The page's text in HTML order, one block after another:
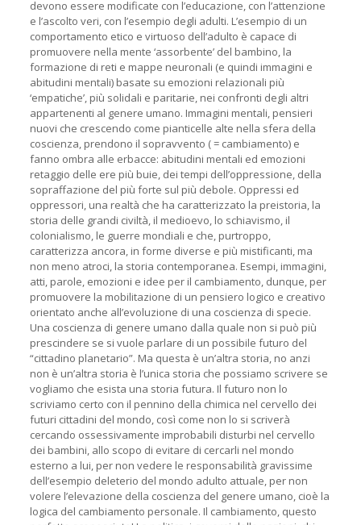
devono essere modificate con l’educazione, con l’attenzione
e l’ascolto veri, con l’esempio degli adulti. L’esempio di un
comportamento etico e virtuoso dell’adulto è capace di
promuovere nella mente ‘assorbente’ del bambino, la
formazione di reti e mappe neuronali (e quindi immagini e
abitudini mentali) basate su emozioni relazionali più
‘empatiche’, più solidali e paritarie, nei confronti degli altri
appartenenti al genere umano. Immagini mentali, pensieri
nuovi che crescendo come pianticelle alte nella sfera della
coscienza, prendono il sopravvento ( = cambiamento) e
fanno ombra alle erbacce: abitudini mentali ed emozioni
retaggio delle ere più buie, dei tempi dell’oppressione, della
sopraffazione del più forte sul più debole. Oppressi ed
oppressori, una realtà che ha caratterizzato la preistoria, la
storia delle grandi civiltà, il medioevo, lo schiavismo, il
colonialismo, le guerre mondiali e che, purtroppo,
caratterizza ancora, in forme diverse e più mistificanti, ma
non meno atroci, la storia contemporanea. Esempi, immagini,
atti, parole, emozioni e idee per il cambiamento, dunque, per
promuovere la mobilitazione di un pensiero logico e creativo
orientato anche all’evoluzione di una coscienza di specie.
Una coscienza di genere umano dalla quale non si può più
prescindere se si vuole parlare di un possibile futuro del
“cittadino planetario”. Ma questa è un’altra storia, no anzi
non è un’altra storia è l’unica storia che possiamo scrivere se
vogliamo che esista una storia futura. Il futuro non lo
scriviamo certo con il pennino della chimica nel cervello dei
futuri cittadini del mondo, così come non lo si scriverà
cercando ossessivamente improbabili disturbi nel cervello
dei bambini, allo scopo di evitare di cercarli nel mondo
esterno a lui, per non vedere le responsabilità gravissime
dell’esempio deleterio del mondo adulto attuale, per non
volere l’elevazione della coscienza del genere umano, cioè la
logica del cambiamento personale. Il cambiamento, questo